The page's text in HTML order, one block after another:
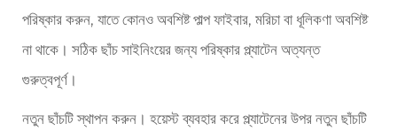
পরিষ্কার করুন, যাতে কোনও অবশিষ্ট পাল্প ফাইবার, মরিচা বা ধূলিকণা অবশিষ্ট
না থাকে। সঠিক ছাঁচ সাইনিংয়ের জন্য পরিষ্কার প্ল্যাটেন অত্যন্ত
গুরুত্বপূর্ণ।
নতুন ছাঁচটি স্থাপন করুন। হয়েস্ট ব্যবহার করে প্ল্যাটেনের উপর নতুন ছাঁচটি